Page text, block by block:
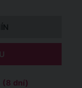
(8 dní)